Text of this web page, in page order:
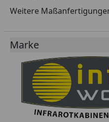
Weitere
Marke